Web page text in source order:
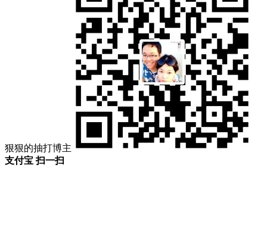
狠狠的抽打博主
支付宝 扫一扫